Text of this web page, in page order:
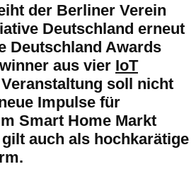
der Berliner Verein
Deutschland erneut
Deutschland Awards
aus vier IoT
soll nicht
Impulse für
Smart Home Markt
auch als hochkarätige